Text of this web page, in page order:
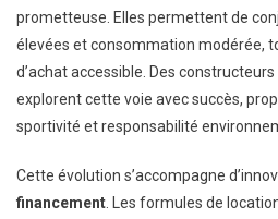
prometteuse. Elles permettent de
élevées et consommation modérée,
d’achat accessible. Des
explorent cette voie avec succès,
sportivité et responsabilité
Cette évolution s’accompagne
financement . Les formules de